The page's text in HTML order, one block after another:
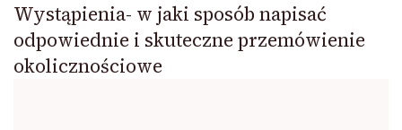
Wystąpienia- w jaki sposób napisać
odpowiednie i skuteczne przemówienie
okolicznościowe